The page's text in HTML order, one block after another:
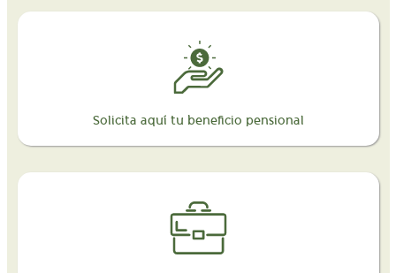
Solicita aquí tu beneficio pensional